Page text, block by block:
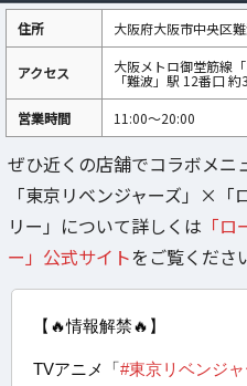
住所 大阪府大阪市中央区
アクセス 大阪メトロ御堂筋線
「難波」駅 12番口 約
営業時間
11:00～20:00
ぜひ近くの店舗でコラボメニ
「東京リベンジャーズ」×「
リー」について詳しくは 「
ー」公式サイトをご覧くださ
【🔥情報解禁🔥】
TVアニメ「#東京リベンジ